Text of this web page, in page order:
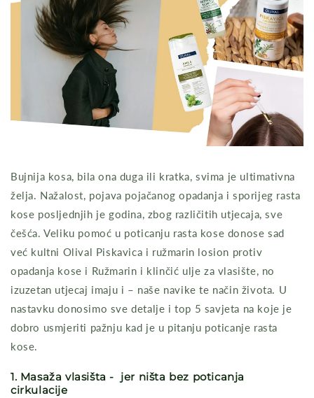
Bujnija kosa, bila ona duga ili kratka, svima je ultimativna
želja. Nažalost, pojava pojačanog opadanja i sporijeg rasta
kose posljednjih je godina, zbog različitih utjecaja, sve
češća. Veliku pomoć u poticanju rasta kose donose sad
već kultni Olival Piskavica i ružmarin losion protiv
opadanja kose i Ružmarin i klinčić ulje za vlasište, no
izuzetan utjecaj imaju i – naše navike te način života. U
nastavku donosimo sve detalje i top 5 savjeta na koje je
dobro usmjeriti pažnju kad je u pitanju poticanje rasta
kose.
1. Masaža vlasišta - jer ništa bez poticanja
cirkulacije